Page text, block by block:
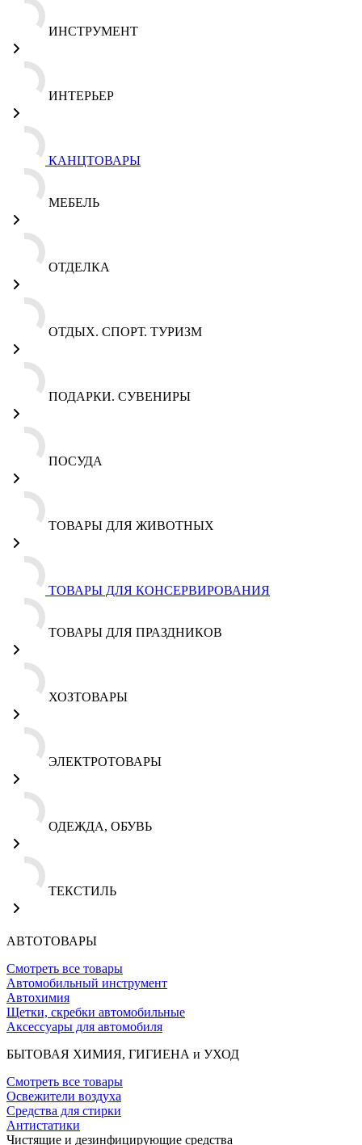
ИНСТРУМЕНТ
ИНТЕРЬЕР
КАНЦТОВАРЫ
МЕБЕЛЬ
ОТДЕЛКА
ОТДЫХ. СПОРТ. ТУРИЗМ
ПОДАРКИ. СУВЕНИРЫ
ПОСУДА
ТОВАРЫ ДЛЯ ЖИВОТНЫХ
ТОВАРЫ ДЛЯ КОНСЕРВИРОВАНИЯ
ТОВАРЫ ДЛЯ ПРАЗДНИКОВ
ХОЗТОВАРЫ
ЭЛЕКТРОТОВАРЫ
ОДЕЖДА, ОБУВЬ
ТЕКСТИЛЬ
АВТОТОВАРЫ
Смотреть все товары
Автомобильный инструмент
Автохимия
Щетки, скребки автомобильные
Аксессуары для автомобиля
БЫТОВАЯ ХИМИЯ, ГИГИЕНА и УХОД
Смотреть все товары
Освежители воздуха
Средства для стирки
Антистатики
Чистящие и дезинфицирующие средства